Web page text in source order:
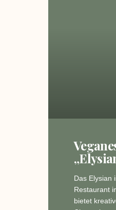
Das Elysian
Restaurant
bietet